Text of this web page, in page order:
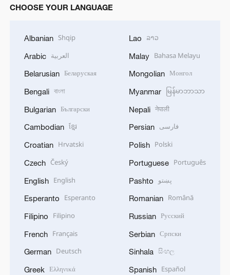
CHOOSE YOUR LANGUAGE
Albanian Shqip
Arabic العربية
Belarusian Беларуская
Bengali বাংলা
Bulgarian Български
Cambodian ខ្មែរ
Croatian Hrvatski
Czech Český
English English
Esperanto Esperanto
Filipino Filipino
French Français
German Deutsch
Greek Ελληνικά
Lao ລາວ
Malay Bahasa Melayu
Mongolian Монгол
Myanmar မြန်မာဘာသာ
Nepali नेपाली
Persian فارسی
Polish Polski
Portuguese Português
Pashto پښتو
Romanian Română
Russian Русский
Serbian Српски
Sinhala සිංහල
Spanish Español